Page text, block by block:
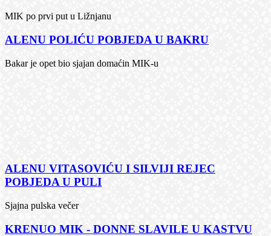
MIK po prvi put u Ližnjanu
ALENU POLIĆU POBJEDA U BAKRU
Bakar je opet bio sjajan domaćin MIK-u
ALENU VITASOVIĆU I SILVIJI REJEC
POBJEDA U PULI
Sjajna pulska večer
KRENUO MIK - DONNE SLAVILE U KASTVU